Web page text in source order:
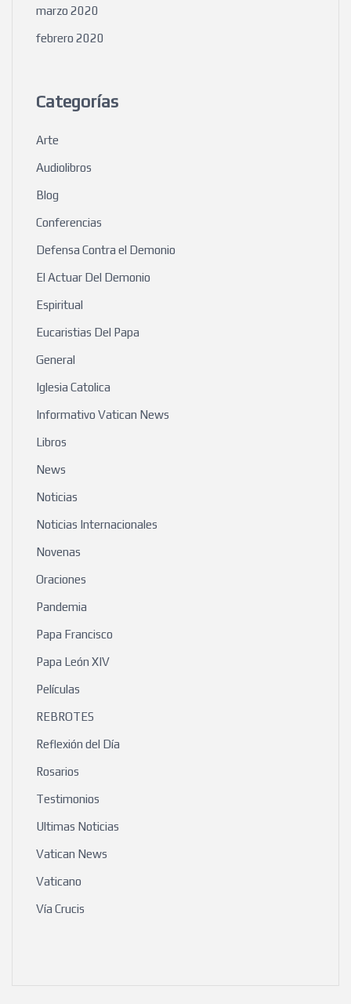
marzo 2020
febrero 2020
Categorías
Arte
Audiolibros
Blog
Conferencias
Defensa Contra el Demonio
El Actuar Del Demonio
Espiritual
Eucaristias Del Papa
General
Iglesia Catolica
Informativo Vatican News
Libros
News
Noticias
Noticias Internacionales
Novenas
Oraciones
Pandemia
Papa Francisco
Papa León XIV
Películas
REBROTES
Reflexión del Día
Rosarios
Testimonios
Ultimas Noticias
Vatican News
Vaticano
Vía Crucis